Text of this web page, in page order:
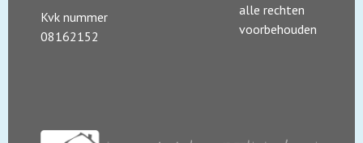
Kvk nummer
08162152
alle rechten
voorbehouden